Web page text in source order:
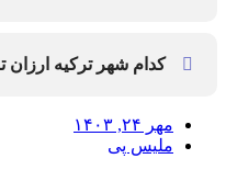
مورد که بیشتر مورد توجه
آنکارا و ...
کدام شهر ترکیه ارزان
است که در منطقه دریای
ارزان ترین مکان ها برای
مهر ۲۴, ۱۴۰۳
ملیس پی